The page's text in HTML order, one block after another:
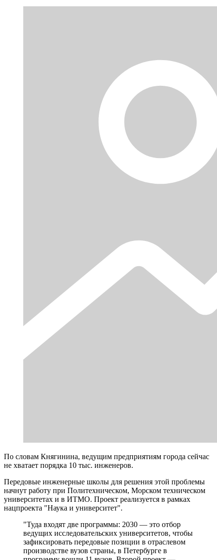
По словам Княгинина, ведущим предприятиям города сейчас
не хватает порядка 10 тыс. инженеров.
Передовые инженерные школы для решения этой проблемы
начнут работу при Политехническом, Морском техническом
университетах и в ИТМО. Проект реализуется в рамках
нацпроекта "Наука и университет".
"Туда входят две программы: 2030 — это отбор
ведущих исследовательских университетов, чтобы
зафиксировать передовые позиции в отраслевом
производстве вузов страны, в Петербурге в